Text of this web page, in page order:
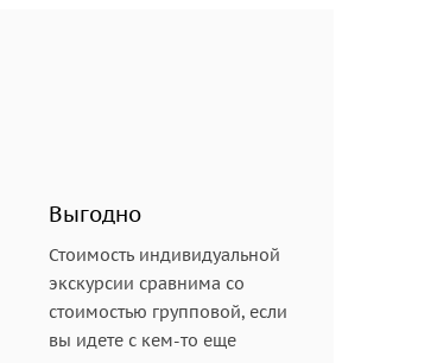
Выгодно
Стоимость индивидуальной
экскурсии сравнима со
стоимостью групповой, если
вы идете с кем-то еще